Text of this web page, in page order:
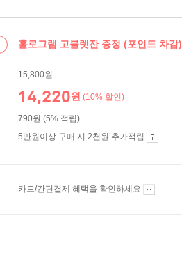
홀로그램 고블렛잔 증정 (포인트 차감)
15,800원
14,220원 (10% 할인)
790원 (5% 적립)
5만원이상 구매 시 2천원 추가적립
카드/간편결제 혜택을 확인하세요